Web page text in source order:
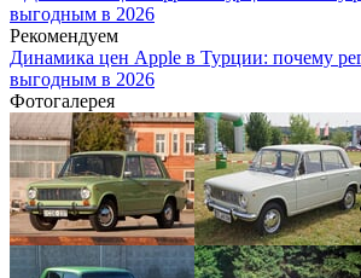
выгодным в 2026
Рекомендуем
Динамика цен Apple в Турции: почему
выгодным в 2026
Фотогалерея